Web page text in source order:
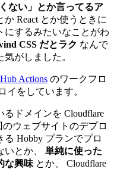
ない」とか言ってるア
か React とか使うときに
にするみたいなことがわ
CSS だとラク なんで
がしました。
Actions のワークフロ
イをしています。
ドメインを Cloudflare
ウェブサイトのデプロ
る Hobby プランでプロ
いとか、 単純に使った
な興味 とか、 Cloudflare